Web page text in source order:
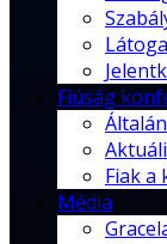
Fiúság
Fiak a
Média